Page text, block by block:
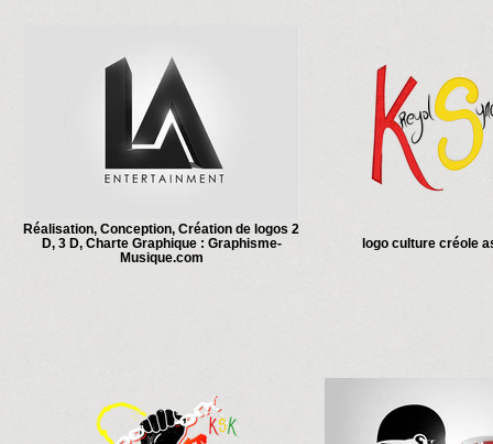
Réalisation, Conception, Création de logos 2
D, 3 D, Charte Graphique : Graphisme-
Musique.com
logo culture créole